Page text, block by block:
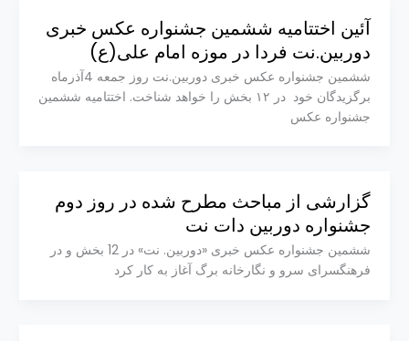
آئین اختتامیه ششمین جشنواره عکس خبری
دوربین.نت فردا در موزه امام علی(ع)
ششمین جشنواره عکس خبری دوربین.نت روز جمعه 4آذرماه
برگزیدگان خود در ۱۲ بخش را خواهد شناخت. اختتامیه ششمین
جشنواره عکس
گزارشی از مباحث مطرح شده در روز دوم
جشنواره دوربین دات نت
ششمین جشنواره عکس خبری «دوربین. نت» در 12 بخش و در
فرهنگسرای سرو و نگارخانه برگ آغاز به کار کرد